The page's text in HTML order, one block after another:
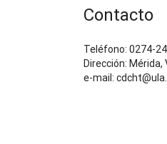
Contacto
Teléfono: 0274-
Dirección: Mérida,
e-mail: